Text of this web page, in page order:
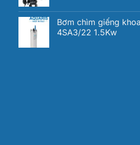
Bơm chìm giếng
4SA3/22 1.5Kw